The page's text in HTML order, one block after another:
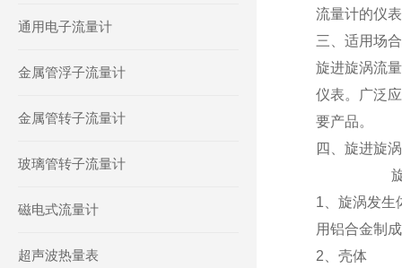
通用电子流量计
金属管浮子流量计
金属管转子流量计
玻璃管转子流量计
磁电式流量计
超声波热量表
流量计的仪
三、适用场
旋进旋涡流
仪表。广泛
要产品。
四、旋进旋
旋进旋
1、旋涡发生
用铝合金制
2、壳体